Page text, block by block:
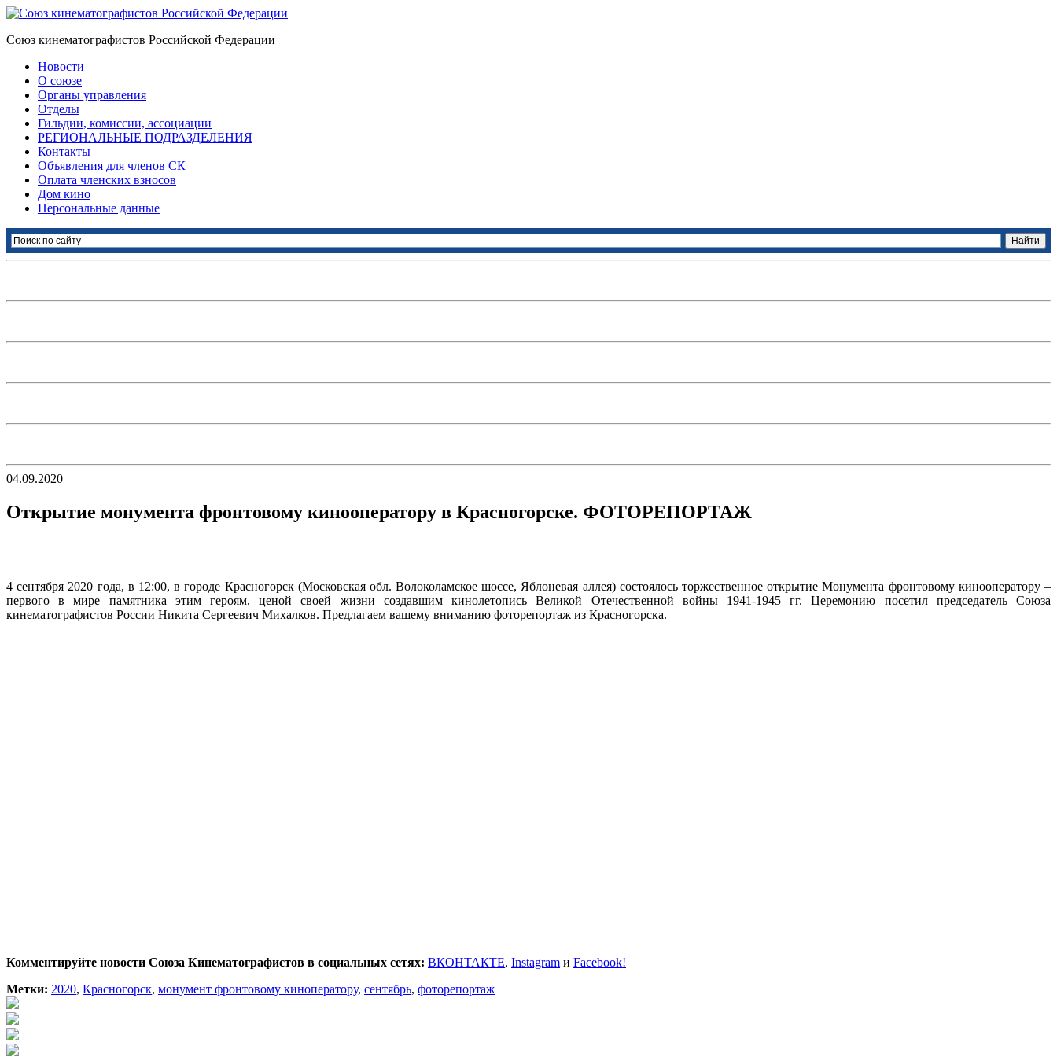
Союз кинематографистов Российской Федерации
Новости
О союзе
Органы управления
Отделы
Гильдии, комиссии, ассоциации
РЕГИОНАЛЬНЫЕ ПОДРАЗДЕЛЕНИЯ
Контакты
Объявления для членов СК
Оплата членских взносов
Дом кино
Персональные данные
04.09.2020
Открытие монумента фронтовому кинооператору в Красногорске. ФОТОРЕПОРТАЖ
4 сентября 2020 года, в 12:00, в городе Красногорск (Московская обл. Волоколамское шоссе, Яблоневая аллея) состоялось торжественное открытие Монумента фронтовому кинооператору –
первого в мире памятника этим героям, ценой своей жизни создавшим кинолетопись Великой Отечественной войны 1941-1945 гг. Церемонию посетил председатель Союза
кинематографистов России Никита Сергеевич Михалков. Предлагаем вашему вниманию фоторепортаж из Красногорска.
Комментируйте новости Союза Кинематографистов в социальных сетях: ВКОНТАКТЕ, Instagram и Facebook!
Метки: 2020, Красногорск, монумент фронтовому киноператору, сентябрь, фоторепортаж